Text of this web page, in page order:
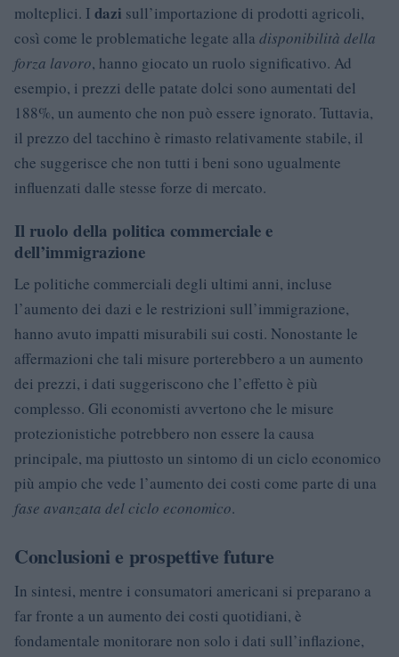
molteplici. I dazi sull’importazione di prodotti agricoli,
così come le problematiche legate alla disponibilità della
forza lavoro, hanno giocato un ruolo significativo. Ad
esempio, i prezzi delle patate dolci sono aumentati del
188%, un aumento che non può essere ignorato. Tuttavia,
il prezzo del tacchino è rimasto relativamente stabile, il
che suggerisce che non tutti i beni sono ugualmente
influenzati dalle stesse forze di mercato.
Il ruolo della politica commerciale e
dell’immigrazione
Le politiche commerciali degli ultimi anni, incluse
l’aumento dei dazi e le restrizioni sull’immigrazione,
hanno avuto impatti misurabili sui costi. Nonostante le
affermazioni che tali misure porterebbero a un aumento
dei prezzi, i dati suggeriscono che l’effetto è più
complesso. Gli economisti avvertono che le misure
protezionistiche potrebbero non essere la causa
principale, ma piuttosto un sintomo di un ciclo economico
più ampio che vede l’aumento dei costi come parte di una
fase avanzata del ciclo economico.
Conclusioni e prospettive future
In sintesi, mentre i consumatori americani si preparano a
far fronte a un aumento dei costi quotidiani, è
fondamentale monitorare non solo i dati sull’inflazione,